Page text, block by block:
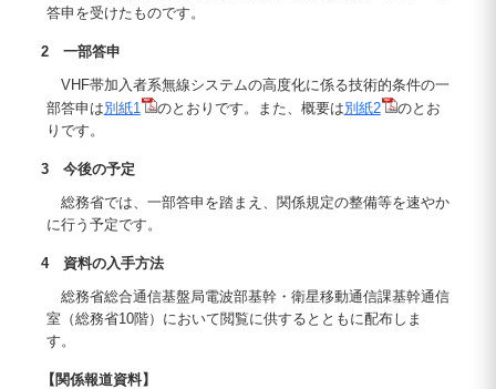
答申を受けたものです。
2 一部答申
VHF帯加入者系無線システムの高度化に係る技術的条件の一
部答申は別紙1 のとおりです。また、概要は別紙2
のとお
りです。
3 今後の予定
総務省では、一部答申を踏まえ、関係規定の整備等を速やか
に行う予定です。
4 資料の入手方法
総務省総合通信基盤局電波部基幹・衛星移動通信課基幹通信
室（総務省10階）において閲覧に供するとともに配布しま
す。
【関係報道資料】